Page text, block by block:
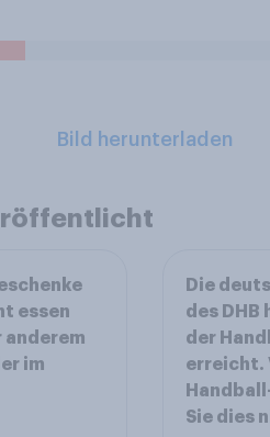
Bild herunterladen
essen
anderem
im
Die
des
der
erreicht.
Sie dies